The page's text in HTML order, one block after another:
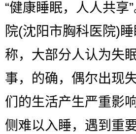
“健康睡眠，人人共享
院(沈阳市胸科医院)
称，大部分人认为失
事，的确，偶尔出现
们的生活产生严重影
侧难以入睡，遇到重